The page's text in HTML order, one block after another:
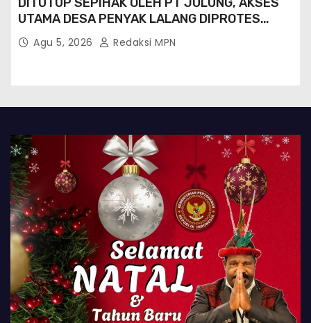
UTAMA DESA PENYAK LALANG DIPROTES
KADES DAN GPN 08
Agu 5, 2026 Redaksi MPN